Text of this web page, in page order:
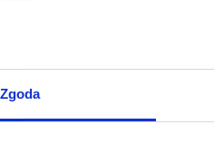
Zgoda
na